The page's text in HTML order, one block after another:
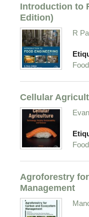
Introduction to
Edition)
R
Cellular
Agroforestry
Management